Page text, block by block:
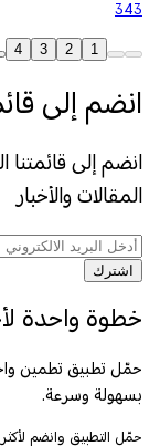
343
1
2
3
4
انضم إلى
انضم إلى
المقالات والأخبار
اشترك
خطوة واحدة
حمّل تطبيق تطمين
بسهولة وسرعة.
حمّل التطبيق وانضم